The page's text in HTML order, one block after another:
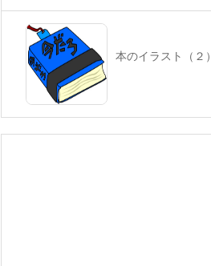
本のイラスト（２）